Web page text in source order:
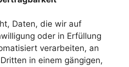
Daten, die wir auf
oder in Erfüllung
verarbeiten, an
in einem gängigen,